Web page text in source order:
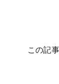
この記